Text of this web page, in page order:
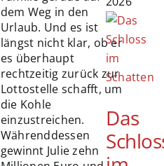
dem Weg in den
Urlaub. Und es ist
längst nicht klar, ob er
es überhaupt
rechtzeitig zurück zur
Lottostelle schafft, um
die Kohle
einzustreichen.
Währenddessen
gewinnt Julie zehn
Das